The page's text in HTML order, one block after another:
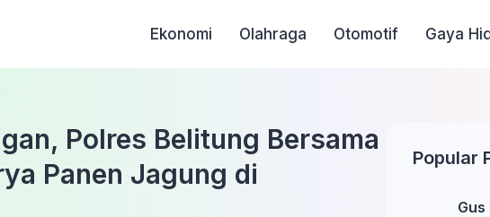
Ekonomi Olahraga Otomotif Gaya
Polres Belitung Bersama
Panen Jagung di
Popular
Gus